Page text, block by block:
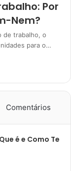
Por
Nem?
de trabalho, o
para o…
Comentários
é e Como Te